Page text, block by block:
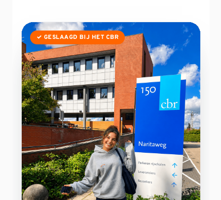
✓ GESLAAGD BIJ HET CBR